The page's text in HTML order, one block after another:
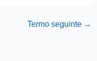
Termo seguinte →